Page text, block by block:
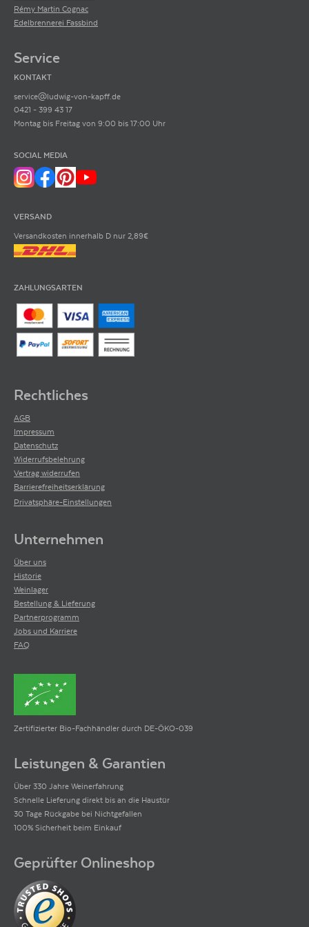
Rémy Martin Cognac
Edelbrennerei Fassbind
Service
KONTAKT
service@ludwig-von-kapff.de
0421 - 399 43 17
Montag bis Freitag von 9:00 bis 17:00 Uhr
SOCIAL MEDIA
VERSAND
Versandkosten innerhalb D nur 2,89€
ZAHLUNGSARTEN
Rechtliches
AGB
Impressum
Datenschutz
Widerrufsbelehrung
Vertrag widerrufen
Barrierefreiheitserklärung
Privatsphäre-Einstellungen
Unternehmen
Über uns
Historie
Weinlager
Bestellung & Lieferung
Partnerprogramm
Jobs und Karriere
FAQ
Zertifizierter Bio-Fachhändler durch DE-ÖKO-039
Leistungen & Garantien
Über 330 Jahre Weinerfahrung
Schnelle Lieferung direkt bis an die Haustür
30 Tage Rückgabe bei Nichtgefallen
100% Sicherheit beim Einkauf
Geprüfter Onlineshop